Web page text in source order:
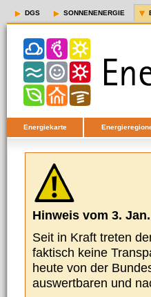
DGS SONNENENERGIE
Energiekarte
Hinweis vom 3.
Seit in Kraft treten
faktisch keine
heute von der
auswertbaren und